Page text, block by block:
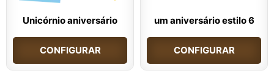
Unicórnio aniversário
CONFIGURAR
um aniversário estilo 6
CONFIGURAR